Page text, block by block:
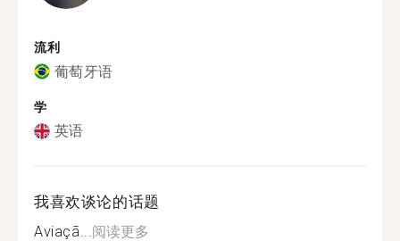
流利
葡萄牙语
学
英语
我喜欢谈论的话题
Aviaçã...阅读更多